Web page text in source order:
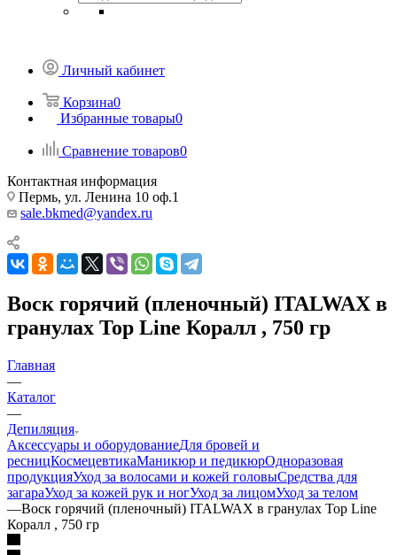
Личный кабинет
Корзина0
Избранные товары0
Сравнение товаров0
Контактная информация
Пермь, ул. Ленина 10 оф.1
sale.bkmed@yandex.ru
Воск горячий (пленочный) ITALWAX в
гранулах Top Line Коралл , 750 гр
Главная
—
Каталог
—
Депиляция
Аксессуары и оборудованиеДля бровей и
ресницКосмецевтикаМаникюр и педикюрОдноразовая
продукцияУход за волосами и кожей головыСредства для
загараУход за кожей рук и ногУход за лицомУход за телом
—Воск горячий (пленочный) ITALWAX в гранулах Top Line
Коралл , 750 гр